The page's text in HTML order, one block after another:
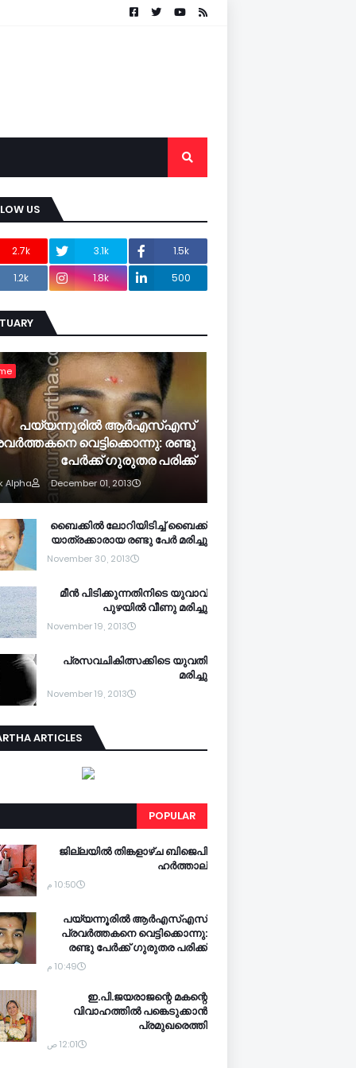
US
1.5k
3.1k
2.7k
500
1.8k
1.2k
പയ്യന്നൂരില്‍ ആര്‍എസ്എസ്
വെട്ടിക്കൊന്നു: രണ്ടു
പേര്‍ക്ക് ഗുരുതര പരിക്ക്
Alpha December 01, 2013
ബൈക്കില്‍ ലോറിയിടിച്ച് ബൈക്ക്
യാത്രക്കാരായ രണ്ടു പേര്‍ മരിച്ചു
November 30, 2013
മീന്‍ പിടിക്കുന്നതിനിടെ യുവാവ്
പുഴയില്‍ വീണു മരിച്ചു
November 19, 2013
പ്രസവചികിത്സക്കിടെ യുവതി
മരിച്ചു
November 19, 2013
ARTICLES
POPULAR
ജില്ലയില്‍ തിങ്കളാഴ്ച ബിജെപി
ഹര്‍ത്താല്‍
10:50 م
പയ്യന്നൂരില്‍ ആര്‍എസ്എസ്
പ്രവര്‍ത്തകനെ വെട്ടിക്കൊന്നു:
രണ്ടു പേര്‍ക്ക് ഗുരുതര പരിക്ക്
10:49 م
ഇ.പി.ജയരാജന്റെ മകന്റെ
വിവാഹത്തില്‍ പങ്കെടുക്കാന്‍
പ്രമുഖരെത്തി
12:01 ص